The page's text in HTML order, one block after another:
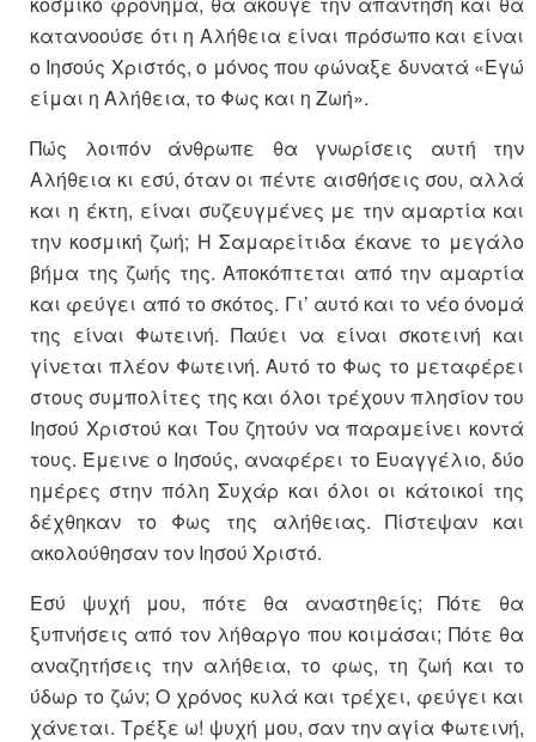
κατανοούσε ότι η Αλήθεια είναι πρόσωπο και είναι
ο Ιησούς Χριστός, ο μόνος που φώναξε δυνατά «Εγώ
είμαι η Αλήθεια, το Φως και η Ζωή».
Πώς λοιπόν άνθρωπε θα γνωρίσεις αυτή την
Αλήθεια κι εσύ, όταν οι πέντε αισθήσεις σου, αλλά
και η έκτη, είναι συζευγμένες με την αμαρτία και
την κοσμική ζωή; Η Σαμαρείτιδα έκανε το μεγάλο
βήμα της ζωής της. Αποκόπτεται από την αμαρτία
και φεύγει από το σκότος. Γι’ αυτό και το νέο όνομά
της είναι Φωτεινή. Παύει να είναι σκοτεινή και
γίνεται πλέον Φωτεινή. Αυτό το Φως το μεταφέρει
στους συμπολίτες της και όλοι τρέχουν πλησίον του
Ιησού Χριστού και Του ζητούν να παραμείνει κοντά
τους. Έμεινε ο Ιησούς, αναφέρει το Ευαγγέλιο, δύο
ημέρες στην πόλη Συχάρ και όλοι οι κάτοικοί της
δέχθηκαν το Φως της αλήθειας. Πίστεψαν και
ακολούθησαν τον Ιησού Χριστό.
Εσύ ψυχή μου, πότε θα αναστηθείς; Πότε θα
ξυπνήσεις από τον λήθαργο που κοιμάσαι; Πότε θα
αναζητήσεις την αλήθεια, το φως, τη ζωή και το
ύδωρ το ζών; Ο χρόνος κυλά και τρέχει, φεύγει και
χάνεται. Τρέξε ω! ψυχή μου, σαν την αγία Φωτεινή,